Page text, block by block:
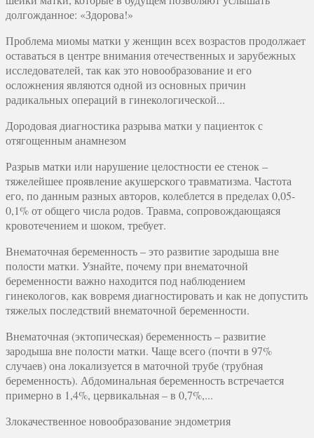
долгожданное: «Здорова!»
Проблема миомы матки у женщин всех возрастов продолжает
оставаться в центре внимания отечественных и зарубежных
исследователей, так как это новообразование и его
осложнения являются одной из основных причин
радикальных операций в гинекологической...
Дородовая диагностика разрыва матки у пациенток с
отягощенным анамнезом
Разрыв матки или нарушение целостности ее стенок –
тяжелейшее проявление акушерского травматизма. Частота
его, по данным разных авторов, колеблется в пределах 0,05-
0,1% от общего числа родов. Травма, сопровождающаяся
кровотечением и шоком, требует.
Внематочная беременность – это развитие зародыша вне
полости матки. Узнайте, почему при внематочной
беременности важно находится под наблюдением
гинекологов, как вовремя диагностировать и как не допустить
тяжелых последствий внематочной беременности.
Внематочная (эктопическая) беременность – развитие
зародыша вне полости матки. Чаще всего (почти в 97%
случаев) она локализуется в маточной трубе (трубная
беременность). Абдоминальная беременность встречается
примерно в 1,4%, цервикальная – в 0,7%,...
Злокачественное новообразование эндометрия